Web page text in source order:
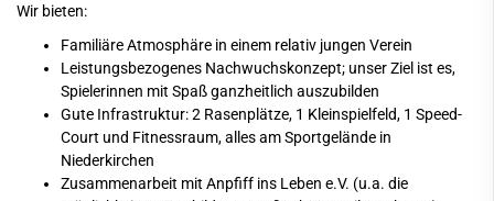
Wir bieten:
Familiäre Atmosphäre in einem relativ jungen Verein
Leistungsbezogenes Nachwuchskonzept; unser Ziel ist es,
Spielerinnen mit Spaß ganzheitlich auszubilden
Gute Infrastruktur: 2 Rasenplätze, 1 Kleinspielfeld, 1 Speed-
Court und Fitnessraum, alles am Sportgelände in
Niederkirchen
Zusammenarbeit mit Anpfiff ins Leben e.V. (u.a. die